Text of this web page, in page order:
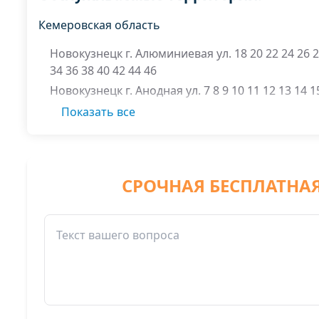
Кемеровская область
Новокузнецк г. Алюминиевая ул. 18 20 22 24 26
34 36 38 40 42 44 46
Новокузнецк г. Анодная ул. 7 8 9 10 11 12 13 14
23 24
10 11 12 13 15
27 29 31 33 35 37 39 39 41 45 47 49 51 53 55 57 59
67 69 71 73
14 16 18
Показать все
СРОЧНАЯ